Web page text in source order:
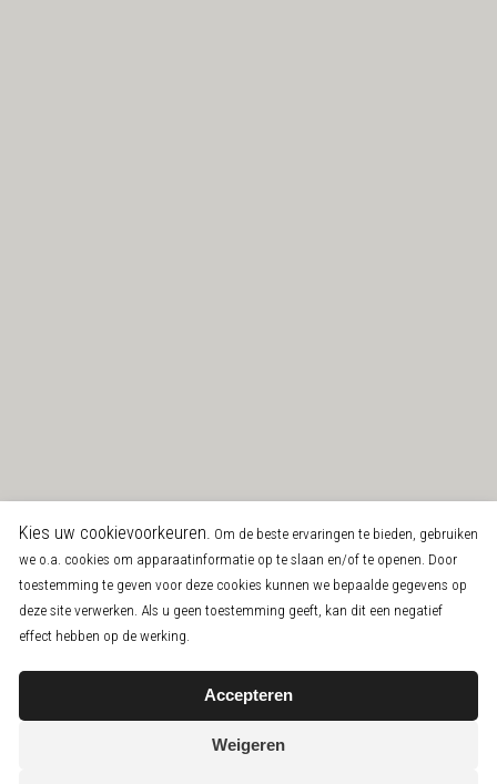
Kies uw cookievoorkeuren. Om de beste ervaringen te bieden, gebruiken
we o.a. cookies om apparaatinformatie op te slaan en/of te openen. Door
toestemming te geven voor deze cookies kunnen we bepaalde gegevens op
deze site verwerken. Als u geen toestemming geeft, kan dit een negatief
effect hebben op de werking.
Accepteren
Weigeren